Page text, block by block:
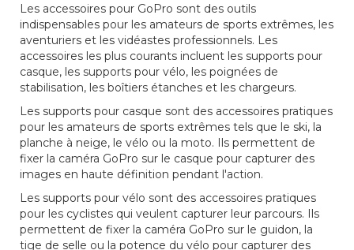
Les accessoires pour GoPro sont des outils
indispensables pour les amateurs de sports extrêmes, les
aventuriers et les vidéastes professionnels. Les
accessoires les plus courants incluent les supports pour
casque, les supports pour vélo, les poignées de
stabilisation, les boîtiers étanches et les chargeurs.
Les supports pour casque sont des accessoires pratiques
pour les amateurs de sports extrêmes tels que le ski, la
planche à neige, le vélo ou la moto. Ils permettent de
fixer la caméra GoPro sur le casque pour capturer des
images en haute définition pendant l'action.
Les supports pour vélo sont des accessoires pratiques
pour les cyclistes qui veulent capturer leur parcours. Ils
permettent de fixer la caméra GoPro sur le guidon, la
tige de selle ou la potence du vélo pour capturer des